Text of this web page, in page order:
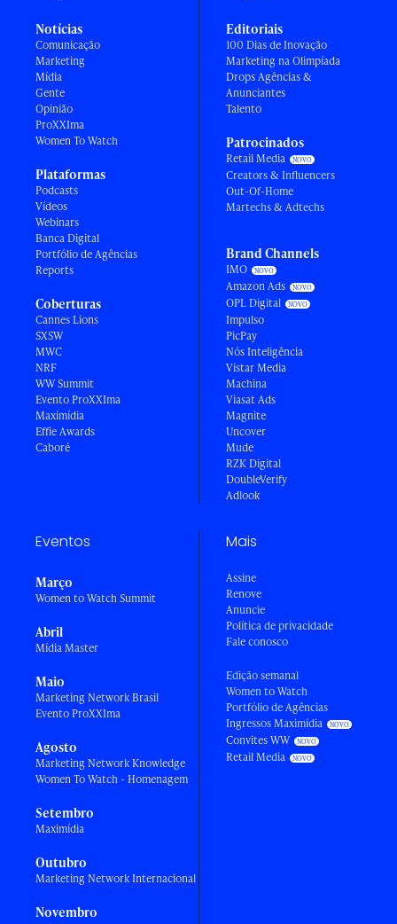
Notícias
Comunicação
Marketing
Mídia
Gente
Opinião
ProXXIma
Women To Watch
Plataformas
Podcasts
Vídeos
Webinars
Banca Digital
Portfólio de Agências
Reports
Coberturas
Cannes Lions
SXSW
MWC
NRF
WW Summit
Evento ProXXIma
Maximídia
Effie Awards
Caboré
Editoriais
100 Dias de Inovação
Marketing na Olimpíada
Drops Agências &
Anunciantes
Talento
Patrocinados
Retail Media
Creators & Influencers
Out-Of-Home
Martechs & Adtechs
Brand Channels
IMO
Amazon Ads
OPL Digital
Impulso
PicPay
Nós Inteligência
Vistar Media
Machina
Viasat Ads
Magnite
Uncover
Mude
RZK Digital
DoubleVerify
Adlook
Eventos
Março
Women to Watch Summit
Abril
Mídia Master
Maio
Marketing Network Brasil
Evento ProXXIma
Agosto
Marketing Network Knowledge
Women To Watch - Homenagem
Setembro
Maximídia
Outubro
Marketing Network Internacional
Novembro
Mais
Assine
Renove
Anuncie
Política de privacidade
Fale conosco
Edição semanal
Women to Watch
Portfólio de Agências
Ingressos Maximídia
Convites WW
Retail Media